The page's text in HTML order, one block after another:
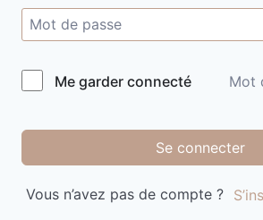
Me garder connecté Mot
Se connecter
Vous n’avez pas de compte ?